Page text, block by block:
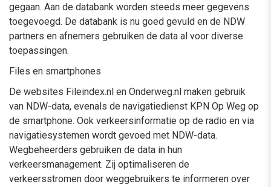
gegaan. Aan de databank worden steeds meer gegevens
toegevoegd. De databank is nu goed gevuld en de NDW
partners en afnemers gebruiken de data al voor diverse
toepassingen.
Files en smartphones
De websites Fileindex.nl en Onderweg.nl maken gebruik
van NDW-data, evenals de navigatiedienst KPN Op Weg op
de smartphone. Ook verkeersinformatie op de radio en via
navigatiesystemen wordt gevoed met NDW-data.
Wegbeheerders gebruiken de data in hun
verkeersmanagement. Zij optimaliseren de
verkeersstromen door weggebruikers te informeren over